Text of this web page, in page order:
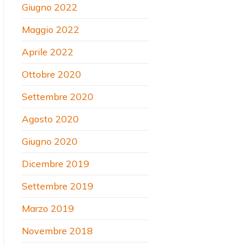
Giugno 2022
Maggio 2022
Aprile 2022
Ottobre 2020
Settembre 2020
Agosto 2020
Giugno 2020
Dicembre 2019
Settembre 2019
Marzo 2019
Novembre 2018